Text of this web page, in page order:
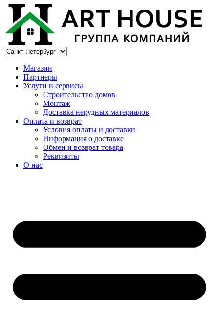
Магазин
Партнеры
Услуги и сервисы
Строительство домов
Монтаж
Доставка нерудных материалов
Оплата и возврат
Условия оплаты и доставки
Информация о доставке
Обмен и возврат товара
Реквизиты
О нас